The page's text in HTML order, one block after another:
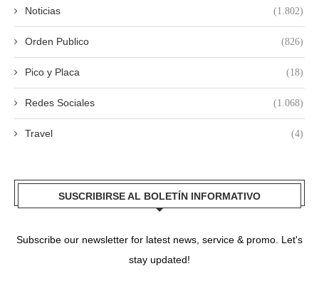
Noticias (1.802)
Orden Publico (826)
Pico y Placa (18)
Redes Sociales (1.068)
Travel (4)
SUSCRIBIRSE AL BOLETÍN INFORMATIVO
Subscribe our newsletter for latest news, service & promo. Let's
stay updated!